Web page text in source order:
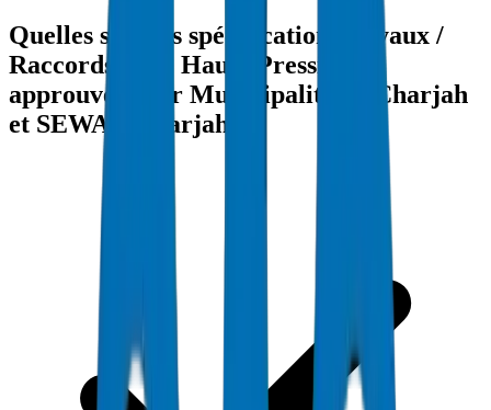
Quelles sont les spécifications Tuyaux /
Raccords PVC Haute Pression
approuvées par Municipalité de Charjah
et SEWA à Charjah ?